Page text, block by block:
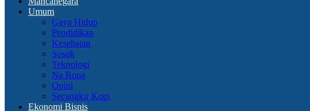
Umum
Gaya Hidup
Pendidikan
Kesehatan
Sosok
Teknologi
Na Rona
Opini
Secangkir Kopi
Ekonomi Bisnis